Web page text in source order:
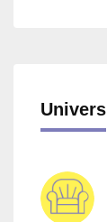
Univers